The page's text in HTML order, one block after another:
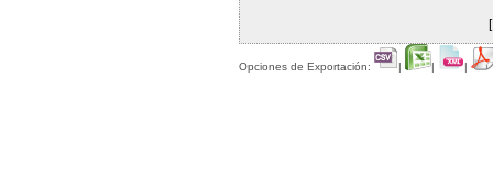
Opciones de Exportación: | | |